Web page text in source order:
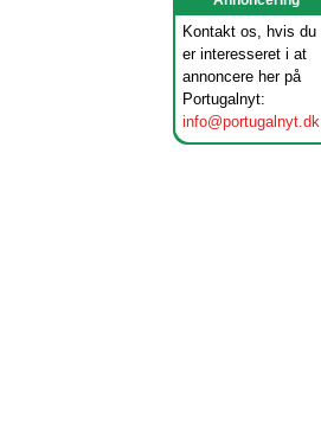
Kontakt os, hvis du
er interesseret i at
annoncere her på
Portugalnyt:
info@portugalnyt.dk